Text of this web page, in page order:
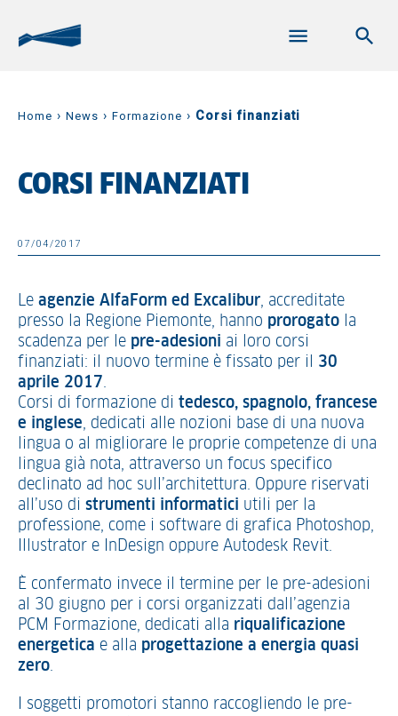
Home › News › Formazione › Corsi finanziati
CORSI FINANZIATI
07/04/2017
Le agenzie AlfaForm ed Excalibur, accreditate
presso la Regione Piemonte, hanno prorogato la
scadenza per le pre-adesioni ai loro corsi
finanziati: il nuovo termine è fissato per il 30
aprile 2017.
Corsi di formazione di tedesco, spagnolo, francese
e inglese, dedicati alle nozioni base di una nuova
lingua o al migliorare le proprie competenze di una
lingua già nota, attraverso un focus specifico
declinato ad hoc sull’architettura. Oppure riservati
all’uso di strumenti informatici utili per la
professione, come i software di grafica Photoshop,
Illustrator e InDesign oppure Autodesk Revit.
È confermato invece il termine per le pre-adesioni
al 30 giugno per i corsi organizzati dall’agenzia
PCM Formazione, dedicati alla riqualificazione
energetica e alla progettazione a energia quasi
zero.
I soggetti promotori stanno raccogliendo le pre-